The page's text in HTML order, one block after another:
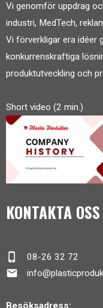
Vi genomför uppdrag
industri, MedTech,
Vi förverkligar era idéer
konkurrenskraftiga
produktutveckling och
Short video (2 min.)
KONTAKTA OSS
phone_iphone 08-26 32 72
mail
Besöksadress: